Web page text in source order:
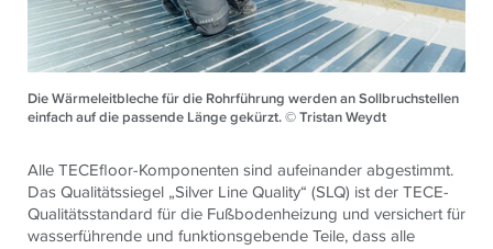
Die Wärmeleitbleche für die Rohrführung werden an Sollbruchstellen
einfach auf die passende Länge gekürzt. © Tristan Weydt
Alle TECEfloor-Komponenten sind aufeinander abgestimmt.
Das Qualitätssiegel „Silver Line Quality“ (SLQ) ist der TECE-
Qualitätsstandard für die Fußbodenheizung und versichert für
wasserführende und funktionsgebende Teile, dass alle